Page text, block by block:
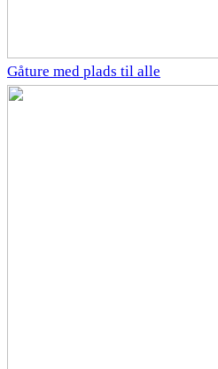
Gåture med plads til alle